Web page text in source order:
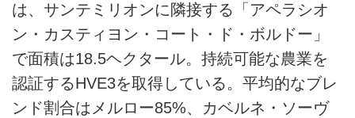
は、サンテミリオンに隣接する「アペラシオ
ン・カスティヨン・コート・ド・ボルドー」
で面積は18.5ヘクタール。持続可能な農業を
認証するHVE3を取得している。平均的なブレ
ンド割合はメルロー85%、カベルネ・ソーヴ